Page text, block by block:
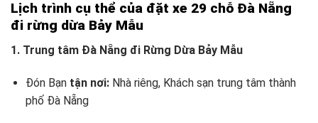
Lịch trình cụ thể của đặt xe 29 chỗ Đà Nẵng
đi rừng dừa Bảy Mẫu
1. Trung tâm Đà Nẵng đi Rừng Dừa Bảy Mẫu
Đón Bạn tận nơi:Nhà riêng, Khách sạn trung tâm thành
phố Đà Nẵng